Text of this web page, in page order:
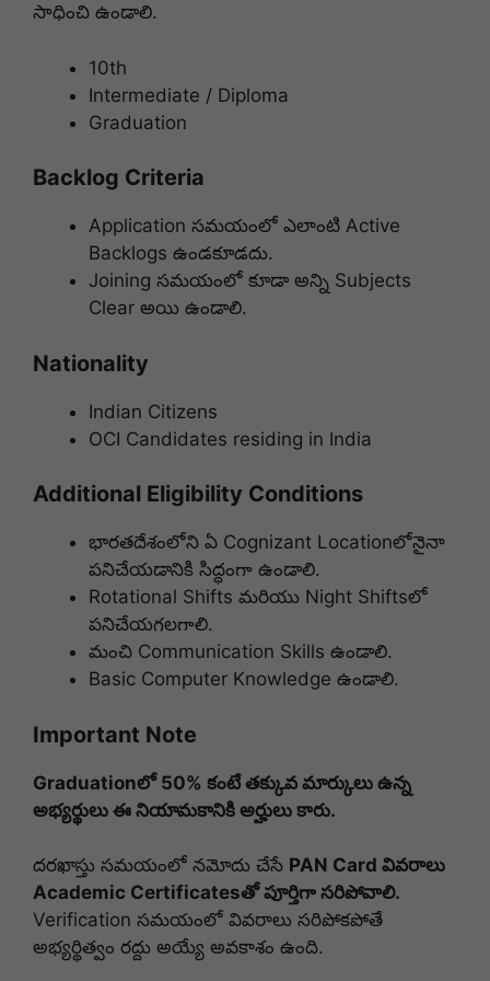
సాధించి ఉండాలి.
10th
Intermediate / Diploma
Graduation
Backlog Criteria
Application సమయంలో ఎలాంటి Active
Backlogs ఉండకూడదు.
Joining సమయంలో కూడా అన్ని Subjects
Clear అయి ఉండాలి.
Nationality
Indian Citizens
OCI Candidates residing in India
Additional Eligibility Conditions
భారతదేశంలోని ఏ Cognizant Location‌లోనైనా
పనిచేయడానికి సిద్ధంగా ఉండాలి.
Rotational Shifts మరియు Night Shifts‌లో
పనిచేయగలగాలి.
మంచి Communication Skills ఉండాలి.
Basic Computer Knowledge ఉండాలి.
Important Note
Graduationలో 50% కంటే తక్కువ మార్కులు ఉన్న
అభ్యర్థులు ఈ నియామకానికి అర్హులు కారు.
దరఖాస్తు సమయంలో నమోదు చేసే PAN Card వివరాలు
Academic Certificates‌తో పూర్తిగా సరిపోవాలి.
Verification సమయంలో వివరాలు సరిపోకపోతే
అభ్యర్థిత్వం రద్దు అయ్యే అవకాశం ఉంది.